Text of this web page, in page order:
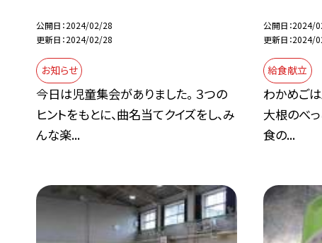
公開日 2024/02/28
更新日 2024/02/28
お知らせ
今日は児童集会がありました。 ３つの
ヒントをもとに、曲名当てクイズをし、み
んな楽...
公開日 2024/
更新日 2024/
給食献立
わかめごは
大根のべっ
食の...